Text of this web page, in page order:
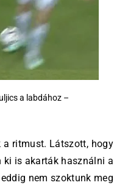
a labdához –
a ritmust. Látszott, hogy
ki is akarták használni a
nem szoktunk meg